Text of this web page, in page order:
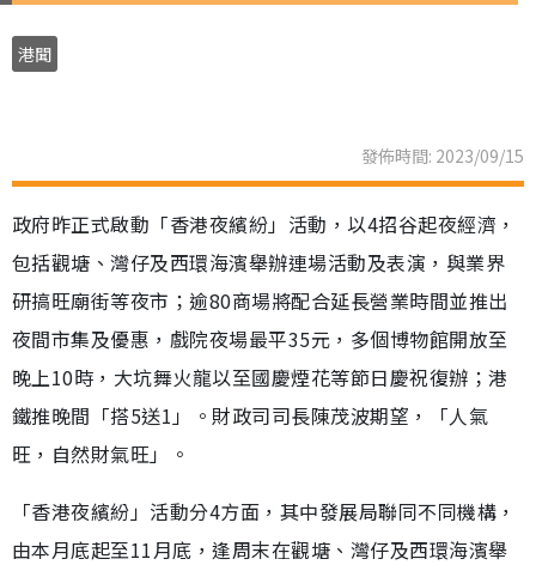
港聞
發佈時間: 2023/09/15
政府昨正式啟動「香港夜繽紛」活動，以4招谷起夜經濟，
包括觀塘、灣仔及西環海濱舉辦連場活動及表演，與業界
研搞旺廟街等夜市；逾80商場將配合延長營業時間並推出
夜間市集及優惠，戲院夜場最平35元，多個博物館開放至
晚上10時，大坑舞火龍以至國慶煙花等節日慶祝復辦；港
鐵推晚間「搭5送1」。財政司司長陳茂波期望，「人氣
旺，自然財氣旺」。
「香港夜繽紛」活動分4方面，其中發展局聯同不同機構，
由本月底起至11月底，逢周末在觀塘、灣仔及西環海濱舉